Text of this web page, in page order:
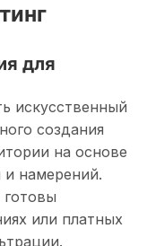
для
искусственный
создания
на основе
и намерений.
или платных